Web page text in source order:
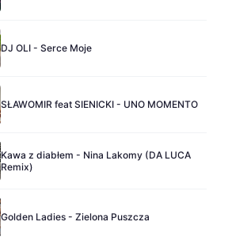
DJ OLI - Serce Moje
SŁAWOMIR feat SIENICKI - UNO MOMENTO
Kawa z diabłem - Nina Lakomy (DA LUCA
Remix)
Golden Ladies - Zielona Puszcza